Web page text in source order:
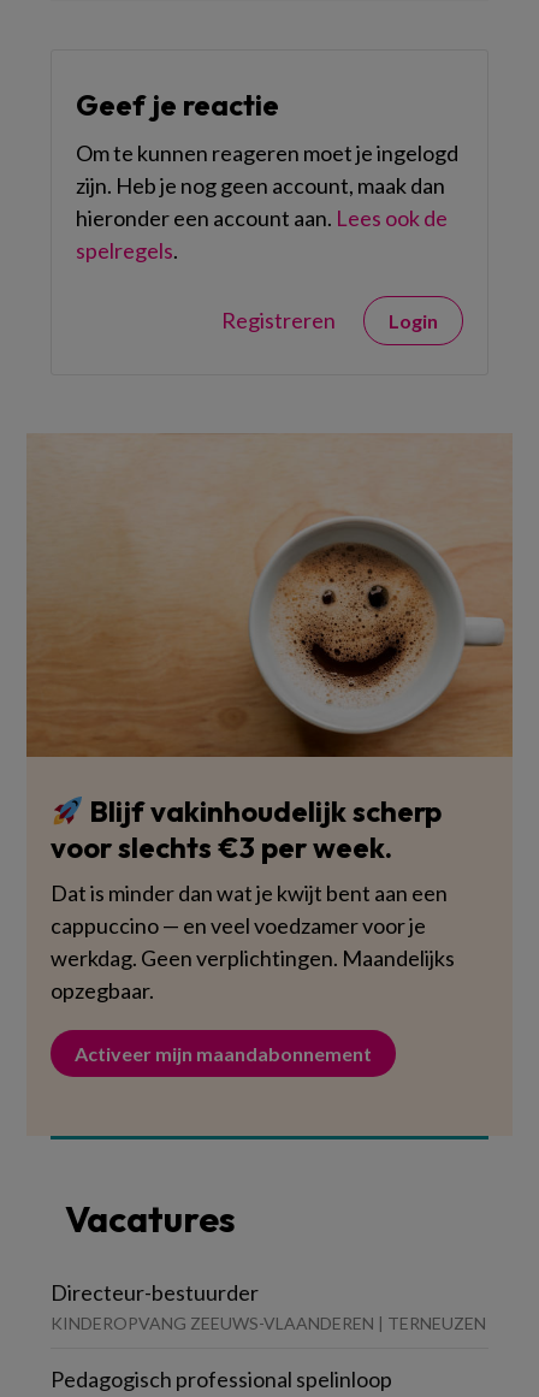
Geef je reactie
Om te kunnen reageren moet je ingelogd
zijn. Heb je nog geen account, maak dan
hieronder een account aan. Lees ook de
spelregels.
Registreren Login
Blijf vakinhoudelijk scherp
voor slechts €3 per week.
Dat is minder dan wat je kwijt bent aan een
cappuccino — en veel voedzamer voor je
werkdag. Geen verplichtingen. Maandelijks
opzegbaar.
Activeer mijn maandabonnement
Vacatures
Directeur-bestuurder
KINDEROPVANG ZEEUWS-VLAANDEREN | TERNEUZEN
Pedagogisch professional spelinloop